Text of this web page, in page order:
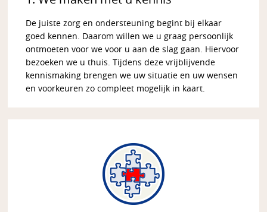
De juiste zorg en ondersteuning begint bij elkaar
goed kennen. Daarom willen we u graag persoonlijk
ontmoeten voor we voor u aan de slag gaan. Hiervoor
bezoeken we u thuis. Tijdens deze vrijblijvende
kennismaking brengen we uw situatie en uw wensen
en voorkeuren zo compleet mogelijk in kaart.